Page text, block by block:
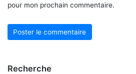
pour mon prochain commentaire.
Recherche